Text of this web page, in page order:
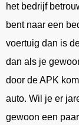
het bedrijf
bent naar een
voertuig dan is
dan als je
door de APK
auto. Wil je er
gewoon een